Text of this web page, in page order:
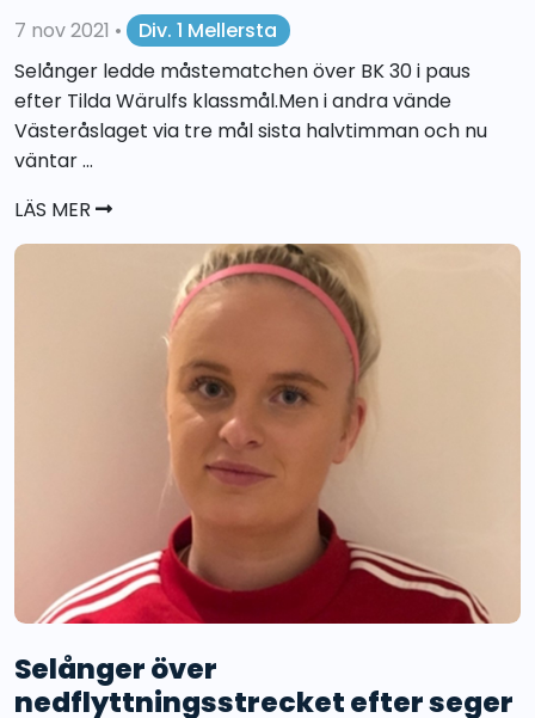
7 nov 2021 •
Div. 1 Mellersta
Selånger ledde måstematchen över BK 30 i paus
efter Tilda Wärulfs klassmål.Men i andra vände
Västeråslaget via tre mål sista halvtimman och nu
väntar ...
LÄS MER
Selånger över
nedflyttningsstrecket efter seger